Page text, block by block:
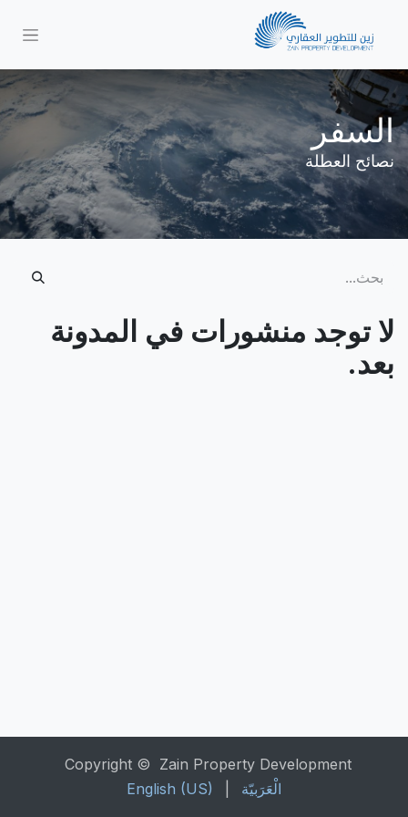
السفر
نصائح العطلة
لا توجد منشورات في المدونة
بعد.
Copyright © Zain Property Development
الْعَرَبيّة
English (US)